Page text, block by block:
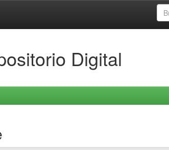
Digital